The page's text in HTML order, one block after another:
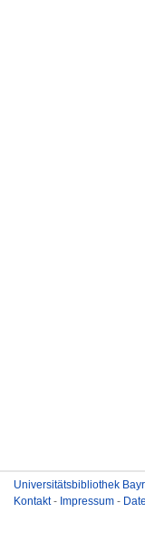
Universitätsbibliothek
Kontakt- Impressum -